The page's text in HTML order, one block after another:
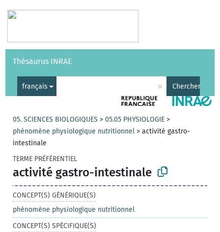
Vocabulaires API
Thésaurus INRAE
français × Chercher
05. SCIENCES BIOLOGIQUES >05.05 PHYSIOLOGIE >
phénomène physiologique nutritionnel >activité gastro-
intestinale
TERME PRÉFÉRENTIEL
activité gastro-intestinale
CONCEPT(S) GÉNÉRIQUE(S)
phénomène physiologique nutritionnel
CONCEPT(S) SPÉCIFIQUE(S)